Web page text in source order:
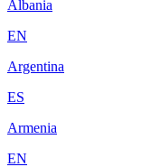
Albania
EN
Argentina
ES
Armenia
EN